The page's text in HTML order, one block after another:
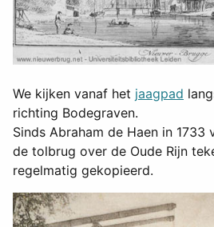
We kijken vanaf het jaagpad
richting Bodegraven.
Sinds Abraham de Haen in
de tolbrug over de Oude Rijn
regelmatig gekopieerd.